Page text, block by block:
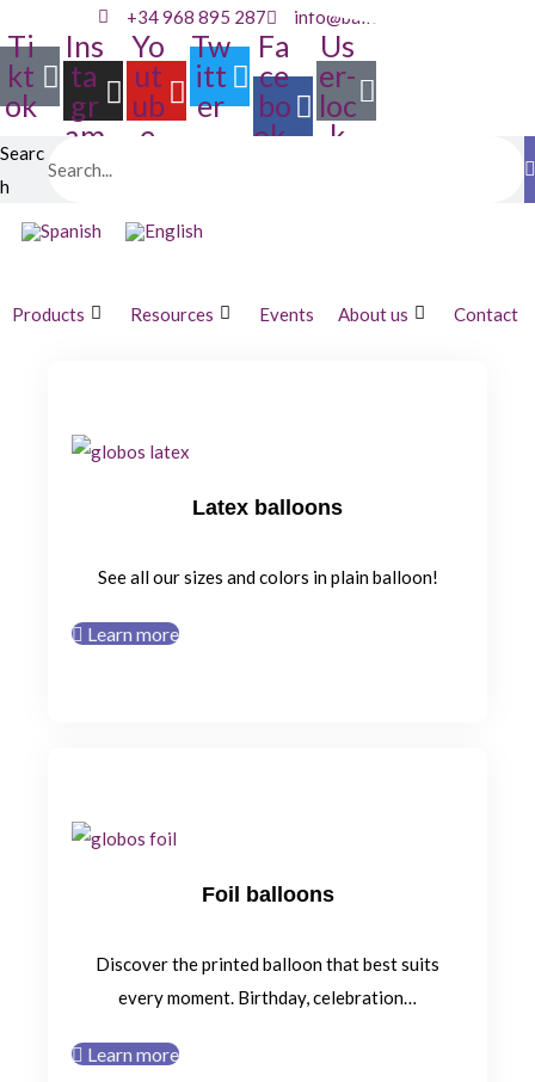
+34 968 895 287 info@balloonia.es
Ti
kt
ok
Ins
ta
gr
am
Yo
ut
ub
e
Tw
itt
er
Fa
ce
bo
ok-
Us
er-
loc
k
Searc
h
Products Resources Events About us Contact
Latex balloons
See all our sizes and colors in plain balloon!
Learn more
Foil balloons
Discover the printed balloon that best suits
every moment. Birthday, celebration…
Learn more